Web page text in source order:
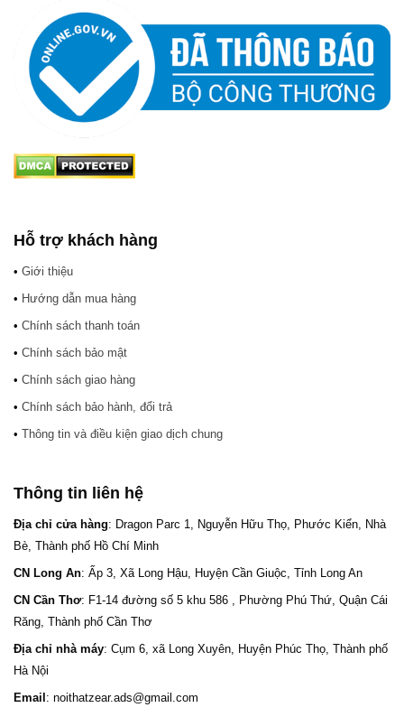
Hỗ trợ khách hàng
• Giới thiệu
• Hướng dẫn mua hàng
• Chính sách thanh toán
• Chính sách bảo mật
• Chính sách giao hàng
• Chính sách bảo hành, đổi trả
• Thông tin và điều kiện giao dịch chung
Thông tin liên hệ
Địa chỉ cửa hàng: Dragon Parc 1, Nguyễn Hữu Thọ, Phước Kiển, Nhà
Bè, Thành phố Hồ Chí Minh
CN Long An: Ấp 3, Xã Long Hậu, Huyện Cần Giuộc, Tỉnh Long An
CN Cần Thơ: F1-14 đường số 5 khu 586 , Phường Phú Thứ, Quận Cái
Răng, Thành phố Cần Thơ
Địa chỉ nhà máy: Cụm 6, xã Long Xuyên, Huyện Phúc Thọ, Thành phố
Hà Nội
Email: noithatzear.ads@gmail.com